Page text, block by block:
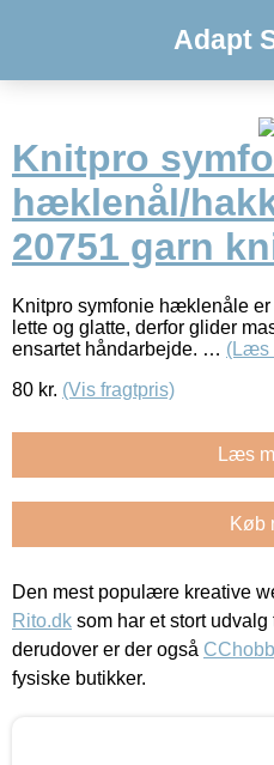
Adapt
Knitpro
hæklenål/
20751 garn
Knitpro symfonie hæklenåle
lette og glatte, derfor glider
ensartet håndarbejde. … (Læs
80 kr. (Vis fragtpris)
Læs
Køb
Den mest populære kreative
Rito.dk som har et stort udvalg
derudover er der også
fysiske butikker.